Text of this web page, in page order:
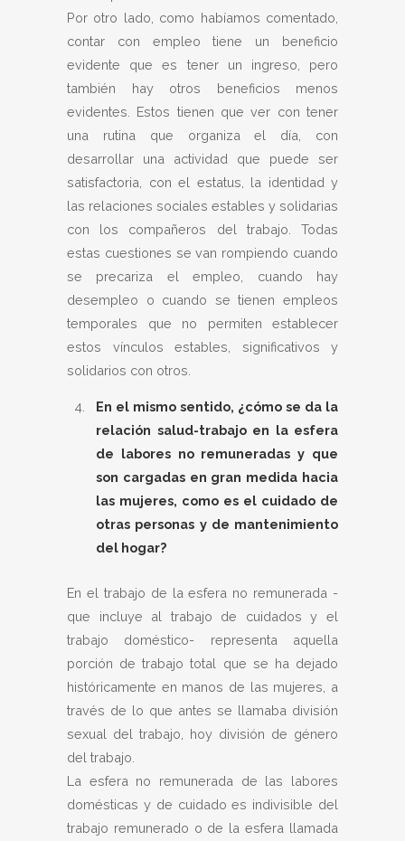
Por otro lado, como habíamos comentado,
contar con empleo tiene un beneficio
evidente que es tener un ingreso, pero
también hay otros beneficios menos
evidentes. Estos tienen que ver con tener
una rutina que organiza el día, con
desarrollar una actividad que puede ser
satisfactoria, con el estatus, la identidad y
las relaciones sociales estables y solidarias
con los compañeros del trabajo. Todas
estas cuestiones se van rompiendo cuando
se precariza el empleo, cuando hay
desempleo o cuando se tienen empleos
temporales que no permiten establecer
estos vínculos estables, significativos y
solidarios con otros.
En el mismo sentido, ¿cómo se da la
relación salud-trabajo en la esfera
de labores no remuneradas y que
son cargadas en gran medida hacia
las mujeres, como es el cuidado de
otras personas y de mantenimiento
del hogar?
En el trabajo de la esfera no remunerada -
que incluye al trabajo de cuidados y el
trabajo doméstico- representa aquella
porción de trabajo total que se ha dejado
históricamente en manos de las mujeres, a
través de lo que antes se llamaba división
sexual del trabajo, hoy división de género
del trabajo.
La esfera no remunerada de las labores
domésticas y de cuidado es indivisible del
trabajo remunerado o de la esfera llamada